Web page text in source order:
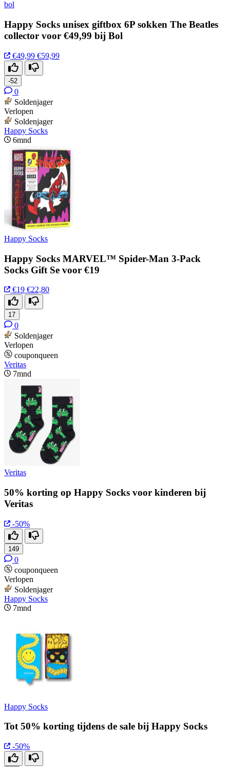
bol
Happy Socks unisex giftbox 6P sokken The Beatles
collector voor €49,99 bij Bol
€49,99 €59,99
-52
0
Soldenjager
Verlopen
Soldenjager
Happy Socks
6mnd
Happy Socks
Happy Socks MARVEL™ Spider-Man 3-Pack
Socks Gift Se voor €19
€19 €22,80
17
0
Soldenjager
Verlopen
couponqueen
Veritas
7mnd
Veritas
50% korting op Happy Socks voor kinderen bij
Veritas
-50%
149
0
couponqueen
Verlopen
Soldenjager
Happy Socks
7mnd
Happy Socks
Tot 50% korting tijdens de sale bij Happy Socks
-50%